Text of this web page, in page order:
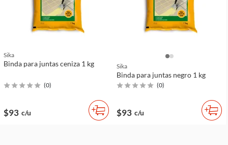
Sika
Binda para juntas ceniza 1 kg
(0)
$93 c/u
Sika
Binda para juntas negro 1 kg
(0)
$93 c/u